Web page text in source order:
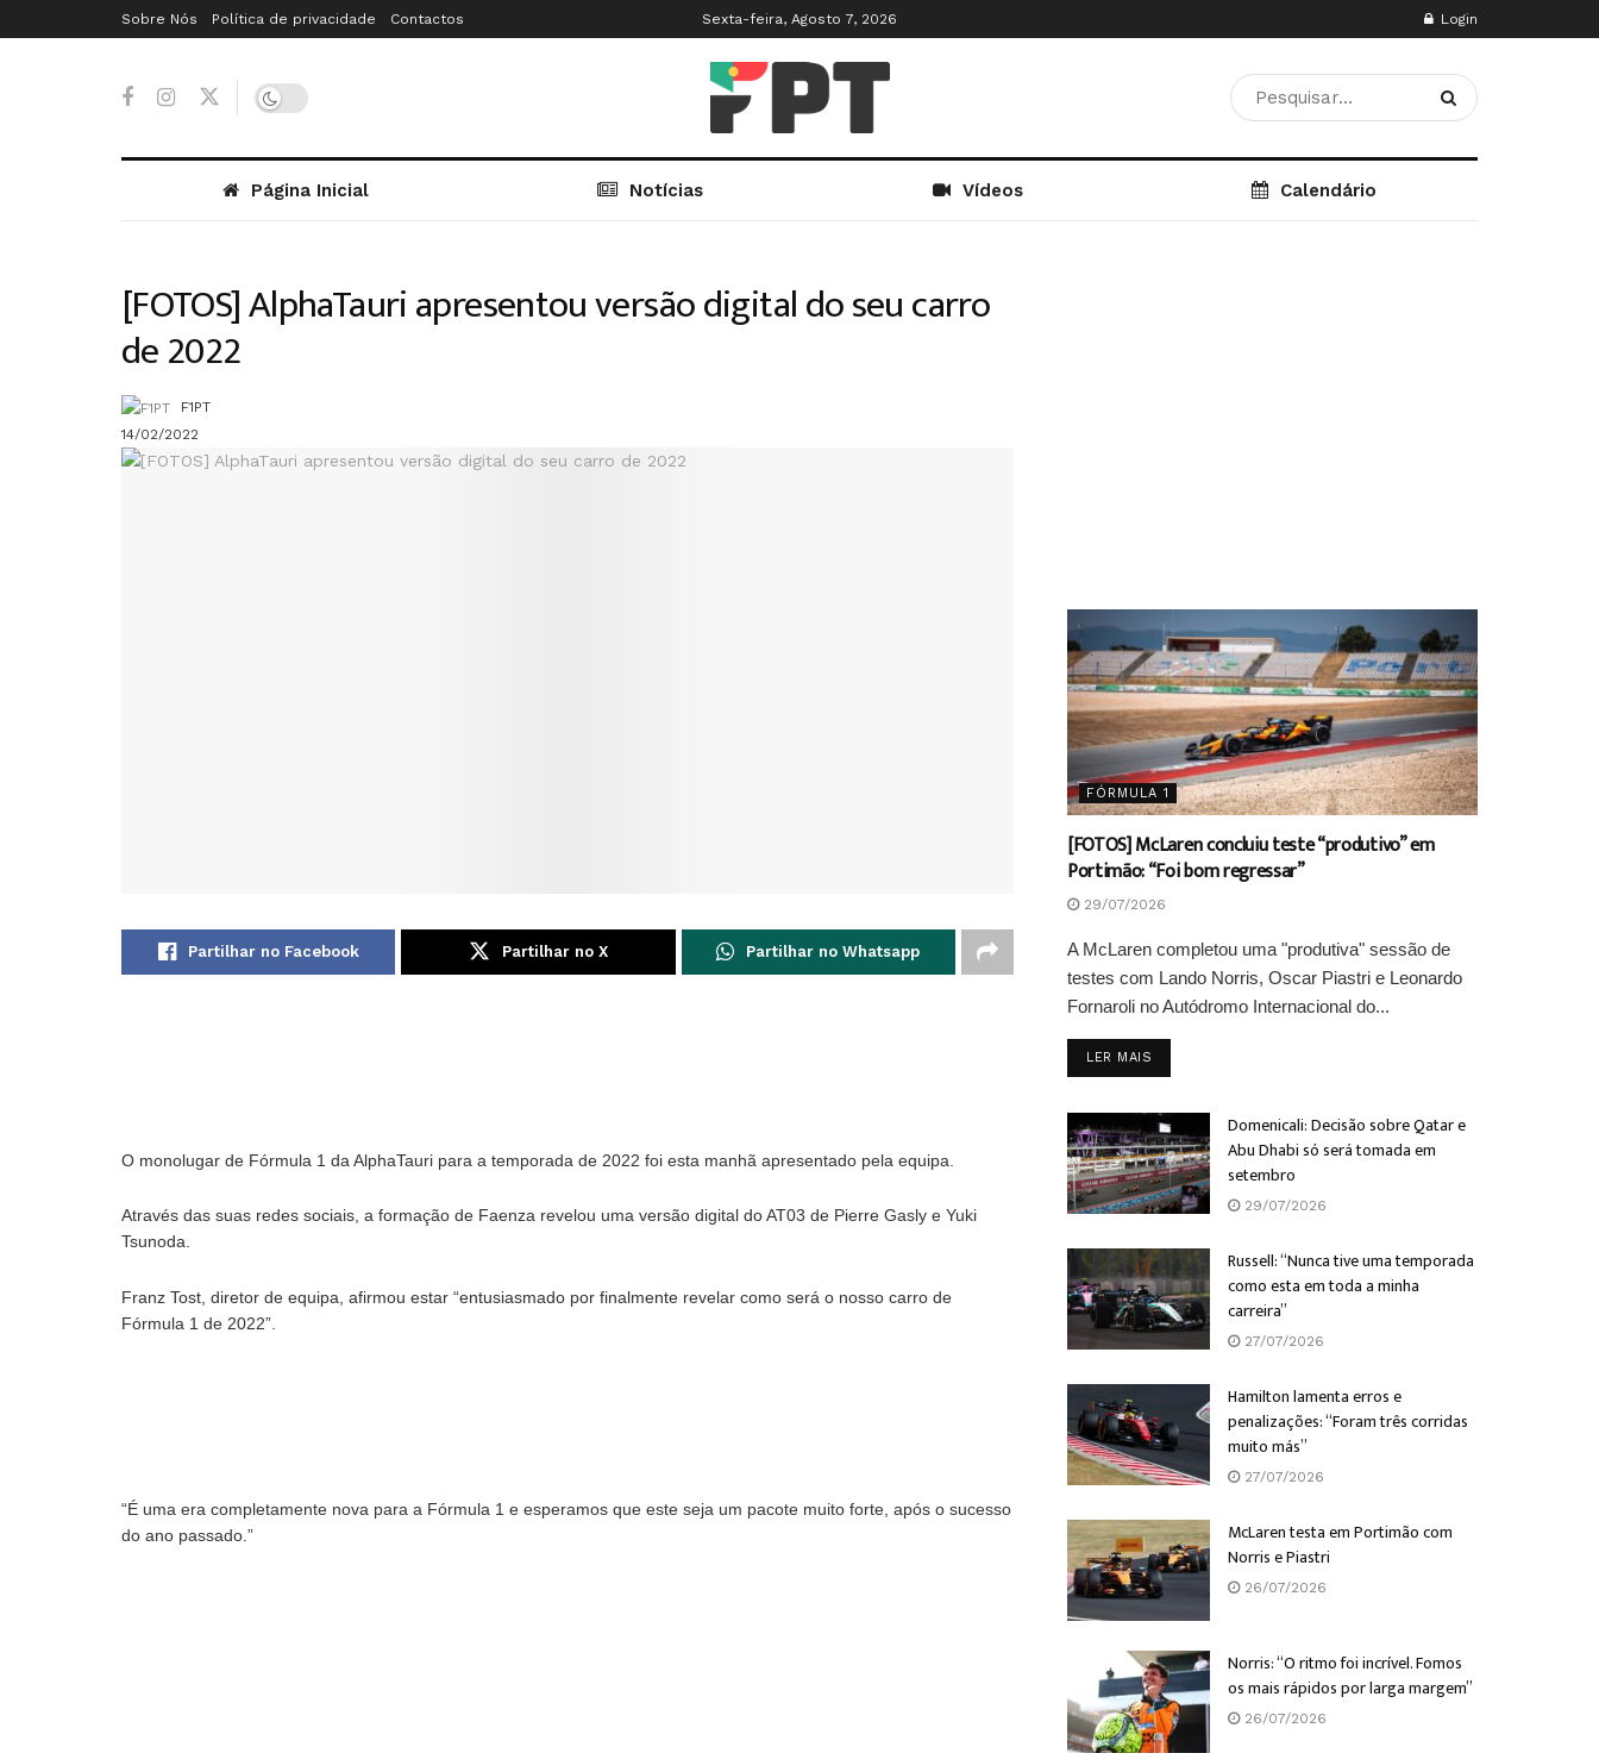
Sobre Nós Política de privacidade Contactos Sexta-feira, Agosto 7, 2026 Login
Página Inicial Notícias Vídeos Calendário
[FOTOS] AlphaTauri apresentou versão digital do seu carro
de 2022
F1PT
14/02/2022
Partilhar no Facebook Partilhar no X Partilhar no Whatsapp
O monolugar de Fórmula 1 da AlphaTauri para a temporada de 2022 foi esta manhã apresentado pela equipa.
Através das suas redes sociais, a formação de Faenza revelou uma versão digital do AT03 de Pierre Gasly e Yuki
Tsunoda.
Franz Tost, diretor de equipa, afirmou estar “entusiasmado por finalmente revelar como será o nosso carro de
Fórmula 1 de 2022”.
“É uma era completamente nova para a Fórmula 1 e esperamos que este seja um pacote muito forte, após o sucesso
do ano passado.”
FÓRMULA 1
[FOTOS] McLaren concluiu teste “produtivo” em
Portimão: “Foi bom regressar”
29/07/2026
A McLaren completou uma "produtiva" sessão de
testes com Lando Norris, Oscar Piastri e Leonardo
Fornaroli no Autódromo Internacional do...
LER MAIS
Domenicali: Decisão sobre Qatar e
Abu Dhabi só será tomada em
setembro
29/07/2026
Russell: “Nunca tive uma temporada
como esta em toda a minha
carreira”
27/07/2026
Hamilton lamenta erros e
penalizações: “Foram três corridas
muito más”
27/07/2026
McLaren testa em Portimão com
Norris e Piastri
26/07/2026
Norris: “O ritmo foi incrível. Fomos
os mais rápidos por larga margem”
26/07/2026